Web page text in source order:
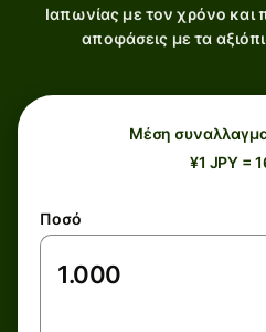
Ιαπωνίας με τον χρόνο
αποφάσεις με τα
Μέση
¥1 JPY =
Ποσό